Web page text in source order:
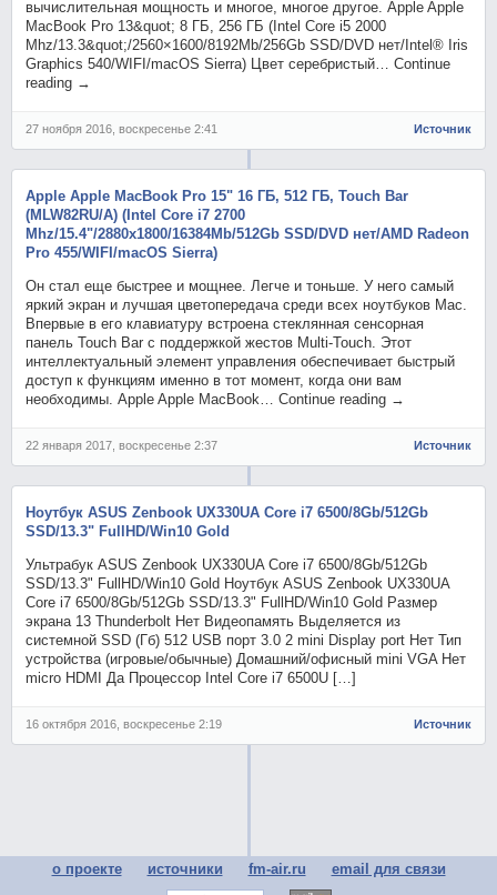
вычислительная мощность и многое, многое другое. Apple Apple
MacBook Pro 13&quot; 8 ГБ, 256 ГБ (Intel Core i5 2000
Mhz/13.3&quot;/2560×1600/8192Mb/256Gb SSD/DVD нет/Intel® Iris
Graphics 540/WIFI/macOS Sierra) Цвет серебристый… Continue
reading →
27 ноября 2016, воскресенье 2:41 Источник
Apple Apple MacBook Pro 15" 16 ГБ, 512 ГБ, Touch Bar
(MLW82RU/A) (Intel Core i7 2700
Mhz/15.4"/2880х1800/16384Mb/512Gb SSD/DVD нет/AMD Radeon
Pro 455/WIFI/macOS Sierra)
Он стал еще быстрее и мощнее. Легче и тоньше. У него самый
яркий экран и лучшая цветопередача среди всех ноутбуков Mac.
Впервые в его клавиатуру встроена стеклянная сенсорная
панель Touch Bar с поддержкой жестов Multi-Touch. Этот
интеллектуальный элемент управления обеспечивает быстрый
доступ к функциям именно в тот момент, когда они вам
необходимы. Apple Apple MacBook… Continue reading →
22 января 2017, воскресенье 2:37 Источник
Ноутбук ASUS Zenbook UX330UA Core i7 6500/8Gb/512Gb
SSD/13.3" FullHD/Win10 Gold
Ультрабук ASUS Zenbook UX330UA Core i7 6500/8Gb/512Gb
SSD/13.3" FullHD/Win10 Gold Ноутбук ASUS Zenbook UX330UA
Core i7 6500/8Gb/512Gb SSD/13.3" FullHD/Win10 Gold Размер
экрана 13 Thunderbolt Нет Видеопамять Выделяется из
системной SSD (Гб) 512 USB порт 3.0 2 mini Display port Нет Тип
устройства (игровые/обычные) Домашний/офисный mini VGA Нет
micro HDMI Да Процессор Intel Core i7 6500U […]
16 октября 2016, воскресенье 2:19 Источник
о проекте источники fm-air.ru email для связи